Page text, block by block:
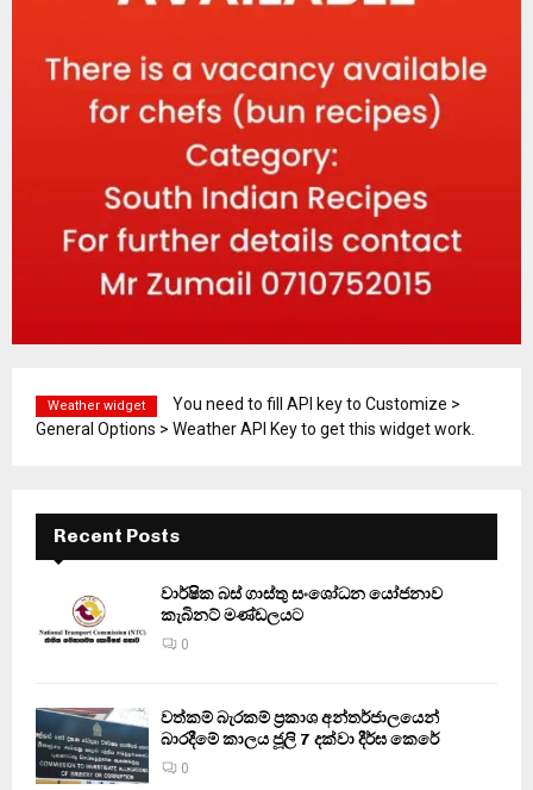
Weather widget
You need to fill API key to Customize >
General Options > Weather API Key to get this widget work.
Recent Posts
වාර්ෂික බස් ගාස්තු සංශෝධන යෝජනාව
කැබිනට් මණ්ඩලයට
0
වත්කම් බැරකම් ප්‍රකාශ අන්තර්ජාලයෙන්
බාරදීමේ කාලය ජූලි 7 දක්වා දීර්ඝ කෙරේ
0